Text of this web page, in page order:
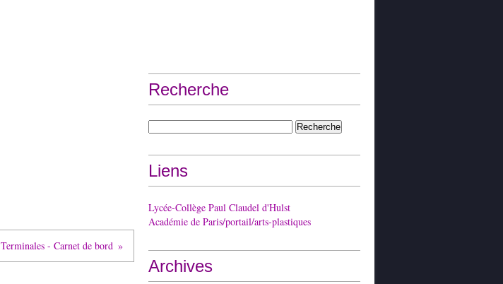
Terminales - Carnet de bord
Recherche
Liens
Lycée-Collège Paul Claudel d'Hulst
Académie de Paris/portail/arts-plastiques
Archives